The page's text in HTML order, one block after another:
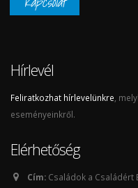
Hírlevél
Feliratkozhat hírlevelünkre ,
eseményeinkről.
Elérhetőség
Cím: Családok a Családért